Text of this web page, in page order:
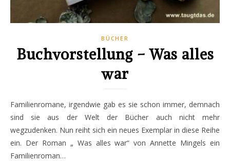
BÜCHER
Buchvorstellung – Was alles
war
Familienromane, irgendwie gab es sie schon immer, demnach
sind sie aus der Welt der Bücher auch nicht mehr
wegzudenken. Nun reiht sich ein neues Exemplar in diese Reihe
ein. Der Roman „ Was alles war“ von Annette Mingels ein
Familienroman…